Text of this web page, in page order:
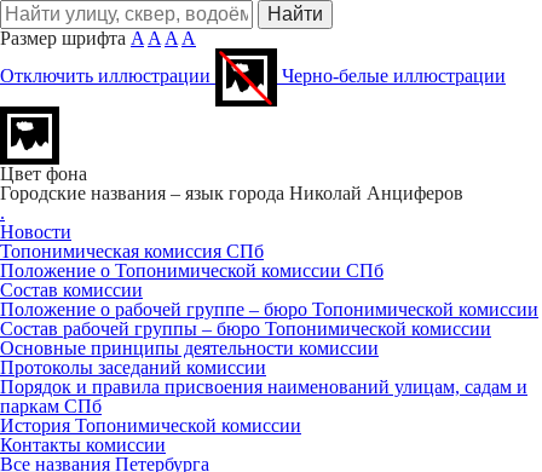
Размер шрифта A A A A
Отключить иллюстрации
Черно-белые иллюстрации
Цвет фона
Городские названия – язык города Николай Анциферов
.
Новости
Топонимическая комиссия СПб
Положение о Топонимической комиссии СПб
Состав комиссии
Положение о рабочей группе – бюро Топонимической комиссии
Состав рабочей группы – бюро Топонимической комиссии
Основные принципы деятельности комиссии
Протоколы заседаний комиссии
Порядок и правила присвоения наименований улицам, садам и
паркам СПб
История Топонимической комиссии
Контакты комиссии
Все названия Петербурга